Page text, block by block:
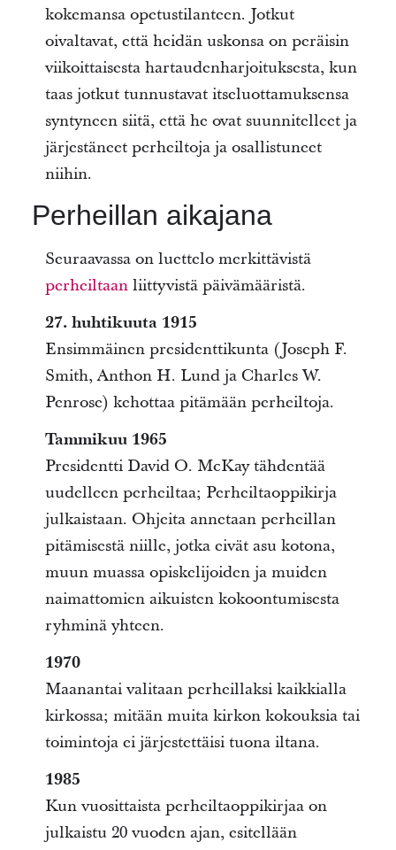
kokemansa opetustilanteen. Jotkut
oivaltavat, että heidän uskonsa on peräisin
viikoittaisesta hartaudenharjoituksesta, kun
taas jotkut tunnustavat itseluottamuksensa
syntyneen siitä, että he ovat suunnitelleet ja
järjestäneet perheiltoja ja osallistuneet
niihin.
Perheillan aikajana
Seuraavassa on luettelo merkittävistä
perheiltaanliittyvistä päivämääristä.
27. huhtikuuta 1915
Ensimmäinen presidenttikunta (Joseph F.
Smith, Anthon H. Lund ja Charles W.
Penrose) kehottaa pitämään perheiltoja.
Tammikuu 1965
Presidentti David O. McKay tähdentää
uudelleen perheiltaa; Perheiltaoppikirja
julkaistaan. Ohjeita annetaan perheillan
pitämisestä niille, jotka eivät asu kotona,
muun muassa opiskelijoiden ja muiden
naimattomien aikuisten kokoontumisesta
ryhminä yhteen.
1970
Maanantai valitaan perheillaksi kaikkialla
kirkossa; mitään muita kirkon kokouksia tai
toimintoja ei järjestettäisi tuona iltana.
1985
Kun vuosittaista perheiltaoppikirjaa on
julkaistu 20 vuoden ajan, esitellään